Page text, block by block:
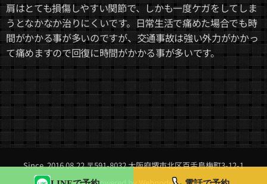
肩はとても損傷しやすい関節で、しかも一度ケガをしてしま
うとなかなか治りにくいです。日常生活で痛めた場合でも時
間がかかる事が多いのですが、交通事故は強い外力がかかっ
て痛めますので回復に時間がかかる事が多いです。
Since 2016 08.22 〒591-8032 大阪府堺市北区百舌鳥梅町3-12-1